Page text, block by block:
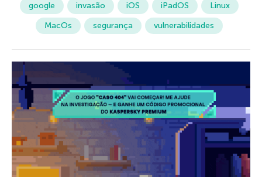
google
invasão iOS iPadOS
Linux
MacOs
segurança vulnerabilidades